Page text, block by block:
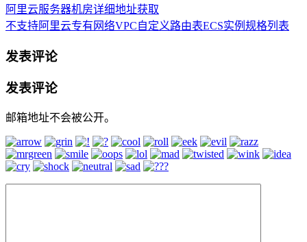
阿里云服务器机房详细地址获取
不支持阿里云专有网络VPC自定义路由表ECS实例规格列表
发表评论
发表评论
邮箱地址不会被公开。